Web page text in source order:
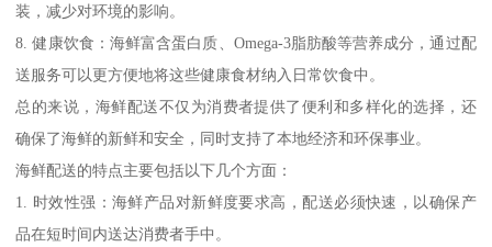
装，减少对环境的影响。
8. 健康饮食：海鲜富含蛋白质、Omega-3脂肪酸等营养成分，通过配
送服务可以更方便地将这些健康食材纳入日常饮食中。
总的来说，海鲜配送不仅为消费者提供了便利和多样化的选择，还
确保了海鲜的新鲜和安全，同时支持了本地经济和环保事业。
海鲜配送的特点主要包括以下几个方面：
1. 时效性强：海鲜产品对新鲜度要求高，配送必须快速，以确保产
品在短时间内送达消费者手中。